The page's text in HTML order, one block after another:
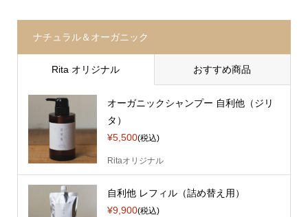
ナチュラル＆オーガニック
Rita オリジナル おすすめ商品
オーガニックシャンプー 自利他（ジリ
タ）
¥5,500(税込)
Ritaオリジナル
自利他 レフィル（詰め替え用）
¥9,900(税込)